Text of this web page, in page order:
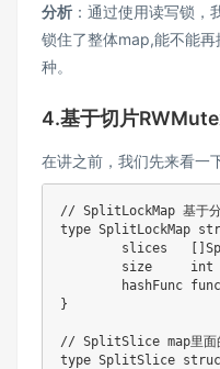
分析 ：通过使用读写锁，
锁住了整体map,能不能
种。
4.基于切片
在讲之前，我们先来看一
// SplitLockMap 基于分
type SplitLockMap
	slices
[ ]
	size
int
	hashFunc
func
}
// SplitSlice map里面
type SplitSlice